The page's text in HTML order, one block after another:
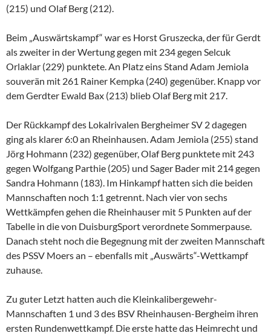
(215) und Olaf Berg (212).
Beim „Auswärtskampf“ war es Horst Gruszecka, der für Gerdt
als zweiter in der Wertung gegen mit 234 gegen Selcuk
Orlaklar (229) punktete. An Platz eins Stand Adam Jemiola
souverän mit 261 Rainer Kempka (240) gegenüber. Knapp vor
dem Gerdter Ewald Bax (213) blieb Olaf Berg mit 217.
Der Rückkampf des Lokalrivalen Bergheimer SV 2 dagegen
ging als klarer 6:0 an Rheinhausen. Adam Jemiola (255) stand
Jörg Hohmann (232) gegenüber, Olaf Berg punktete mit 243
gegen Wolfgang Parthie (205) und Sager Bader mit 214 gegen
Sandra Hohmann (183). Im Hinkampf hatten sich die beiden
Mannschaften noch 1:1 getrennt. Nach vier von sechs
Wettkämpfen gehen die Rheinhauser mit 5 Punkten auf der
Tabelle in die von DuisburgSport verordnete Sommerpause.
Danach steht noch die Begegnung mit der zweiten Mannschaft
des PSSV Moers an – ebenfalls mit „Auswärts“-Wettkampf
zuhause.
Zu guter Letzt hatten auch die Kleinkalibergewehr-
Mannschaften 1 und 3 des BSV Rheinhausen-Bergheim ihren
ersten Rundenwettkampf. Die erste hatte das Heimrecht und